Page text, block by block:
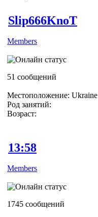
Slip666KnoT
Members
51 сообщений
Местоположение: Ukraine
Род занятий:
Возраст:
13:58
Members
1745 сообщений